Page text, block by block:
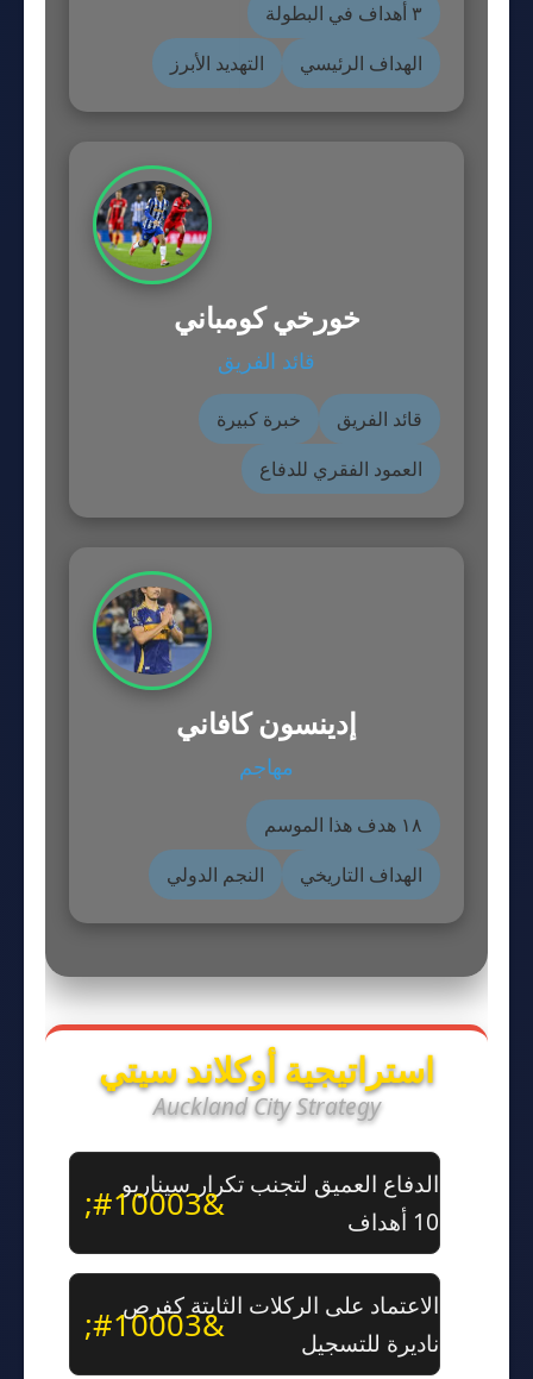
٣ أهداف في البطولة
الهداف الرئيسي
التهديد الأبرز
خورخي كومباني
قائد الفريق
قائد الفريق
خبرة كبيرة
العمود الفقري للدفاع
إدينسون كافاني
مهاجم
١٨ هدف هذا الموسم
الهداف التاريخي
النجم الدولي
استراتيجية أوكلاند سيتي
Auckland City Strategy
الدفاع العميق لتجنب تكرار سيناريو
10 أهداف
الاعتماد على الركلات الثابتة كفرص
ناديرة للتسجيل